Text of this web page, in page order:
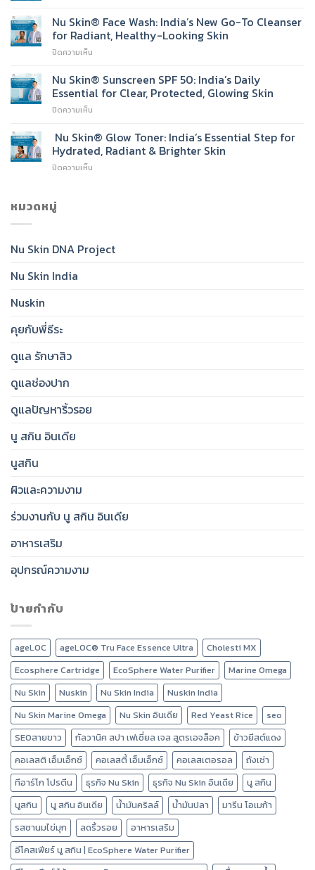
Skin®
Light
Moisturising
Nu Skin® Face Wash: India’s New Go-To Cleanser
for Radiant, Healthy-Looking Skin
ปิดความเห็น
Skin®
Face
Wash:
Go-
To
Cleanser
Nu Skin® Sunscreen SPF 50: India’s Daily
Essential for Clear, Protected, Glowing Skin
ปิดความเห็น
Skin®
Sunscreen
SPF
Glowing
Nu Skin® Glow Toner: India’s Essential Step for
Hydrated, Radiant & Brighter Skin
ปิดความเห็น
Step
หมวดหมู่
Nu Skin DNA Project
Nu Skin India
Nuskin
คุยกับพี่ธีระ
ดูแล รักษาสิว
ดูแลช่องปาก
ดูแลปัญหาริ้วรอย
นู สกิน อินเดีย
นูสกิน
ผิวและความงาม
ร่วมงานกับ นู สกิน อินเดีย
อาหารเสริม
อุปกรณ์ความงาม
ป้ายกำกับ
ageLOC ageLOC® Tru Face Essence Ultra
Cholesti MX
Ecosphere Cartridge
EcoSphere Water Purifier
Marine Omega
Nu Skin
Nuskin Nu Skin India
Nuskin India
Nu Skin Marine Omega
Nu Skin อินเดีย Red Yeast Rice
seo
SEOสายขาว
กัลวานิค สปา เฟเชี่ยล เจล สูตรเอจล็อค
ข้าวยีสต์แดง
คอเลสติ เอ็มเอ็กซ์
คอเลสตี้ เอ็มเอ็กซ์ คอเลสเตอรอล
ถังเช่า
ทีอาร์โก โปรตีน
ธุรกิจ Nu Skin ธุรกิจ Nu Skin อินเดีย
นู สกิน
นูสกิน
นู สกิน อินเดีย น้ำมันคริลล์ น้ำมันปลา
มารีน โอเมก้า
รสชานมไข่มุก
ลดริ้วรอย
อาหารเสริม
อีโคสเฟียร์ นู สกิน | EcoSphere Water Purifier